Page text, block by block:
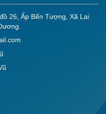
26, Ấp Bến Tượng, Xã Lai